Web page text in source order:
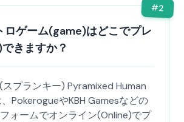
#2
ロゲーム(game)はどこでプレ
きますか？
スプランキー) Pyramixed Human
PokerogueやKBH Gamesなどの
ォームでオンライン(Online)でプ